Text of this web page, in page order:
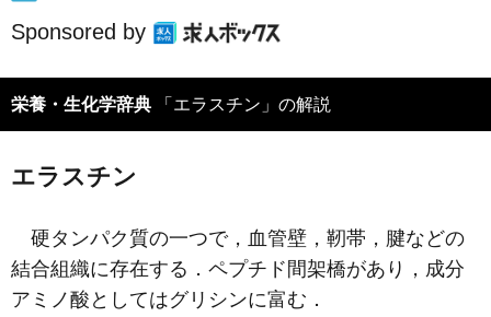
Sponsored by
栄養・生化学辞典 「エラスチン」の解説
エラスチン
硬タンパク質の一つで，血管壁，靭帯，腱などの
結合組織に存在する．ペプチド間架橋があり，成分
アミノ酸としてはグリシンに富む．